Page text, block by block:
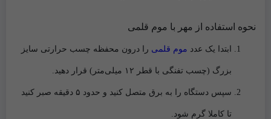
نحوه استفاده از مهر با موم قلمی
ابتدا یک عدد موم قلمی را درون محفظه چسب حرارتی سایز
بزرگ (چسب تفنگی با قطر ۱۲ میلی‌متر) قرار دهید.
سپس دستگاه را به برق متصل کنید و حدود ۵ دقیقه صبر کنید
تا کاملا گرم شود.